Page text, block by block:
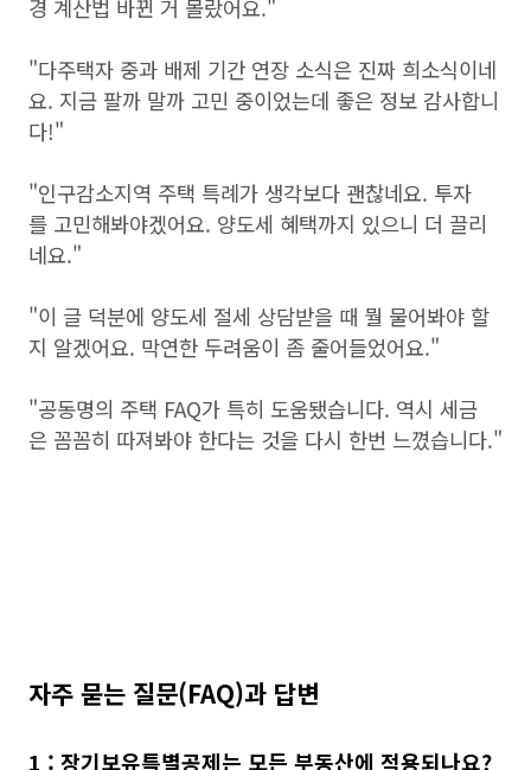
경 계산법 바뀐 거 몰랐어요."
"다주택자 중과 배제 기간 연장 소식은 진짜 희소식이네
요. 지금 팔까 말까 고민 중이었는데 좋은 정보 감사합니
다!"
"인구감소지역 주택 특례가 생각보다 괜찮네요. 투자
를 고민해봐야겠어요. 양도세 혜택까지 있으니 더 끌리
네요."
"이 글 덕분에 양도세 절세 상담받을 때 뭘 물어봐야 할
지 알겠어요. 막연한 두려움이 좀 줄어들었어요."
"공동명의 주택 FAQ가 특히 도움됐습니다. 역시 세금
은 꼼꼼히 따져봐야 한다는 것을 다시 한번 느꼈습니다."
자주 묻는 질문(FAQ)과 답변
1 : 장기보유특별공제는 모든 부동산에 적용되나요?